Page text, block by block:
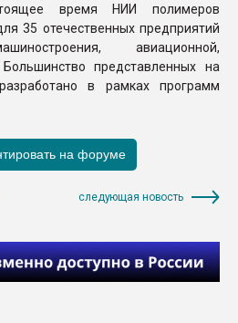
время НИИ полимеров
35 отечественных предприятий
авиационной,
представленных на
в рамках программ
следующая новость